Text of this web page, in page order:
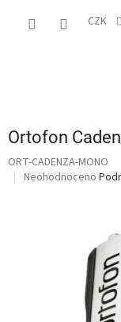
CZK
Ortofon
ORT-CADENZA-MONO
Průměrné
Neohodnoceno